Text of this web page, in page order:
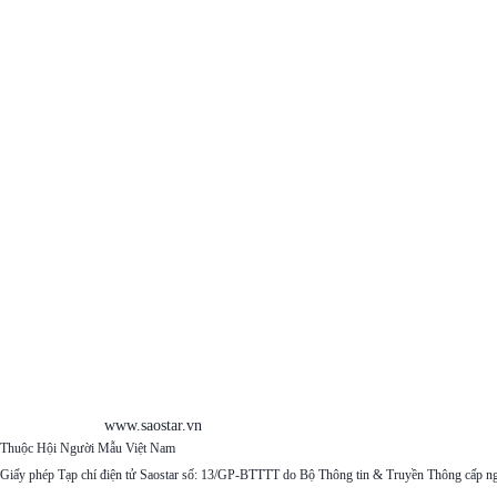
www.saostar.vn
Thuộc Hội Người Mẫu Việt Nam
Giấy phép Tạp chí điện tử Saostar số: 13/GP-BTTTT do Bộ Thông tin & Truyền Thông cấp